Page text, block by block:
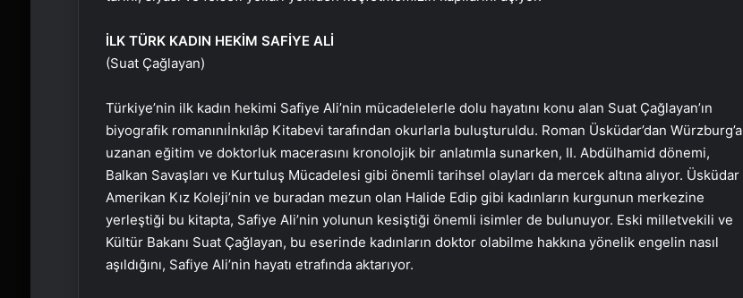
İLK TÜRK KADIN HEKİM SAFİYE ALİ
(Suat Çağlayan)
Türkiye’nin ilk kadın hekimi Safiye Ali’nin mücadelelerle dolu hayatını konu alan Suat Çağlayan’ın
biyografik romanınıİnkılâp Kitabevi tarafından okurlarla buluşturuldu. Roman Üsküdar’dan Würzburg’a
uzanan eğitim ve doktorluk macerasını kronolojik bir anlatımla sunarken, II. Abdülhamid dönemi,
Balkan Savaşları ve Kurtuluş Mücadelesi gibi önemli tarihsel olayları da mercek altına alıyor. Üsküdar
Amerikan Kız Koleji’nin ve buradan mezun olan Halide Edip gibi kadınların kurgunun merkezine
yerleştiği bu kitapta, Safiye Ali’nin yolunun kesiştiği önemli isimler de bulunuyor. Eski milletvekili ve
Kültür Bakanı Suat Çağlayan, bu eserinde kadınların doktor olabilme hakkına yönelik engelin nasıl
aşıldığını, Safiye Ali’nin hayatı etrafında aktarıyor.